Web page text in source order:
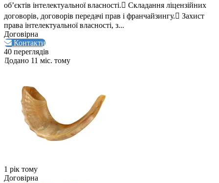
об’єктів інтелектуальної власності. Складання ліцензійних
договорів, договорів передачі прав і франчайзингу. Захист
права інтелектуальної власності, з...
Договірна
Контакти
40 переглядів
Додано 11 міс. тому
1 рік тому
Договірна